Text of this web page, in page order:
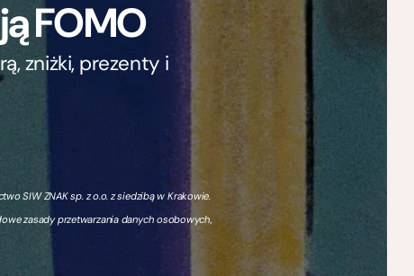
FOMO
zniżki, prezenty i
SIW ZNAK sp. z o.o. z siedzibą w Krakowie.
zasady przetwarzania danych osobowych,